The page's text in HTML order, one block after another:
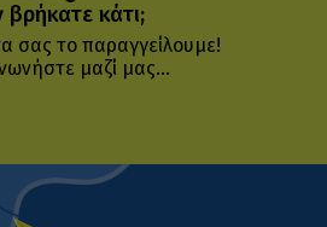
βρήκατε κάτι;
σας το παραγγείλουμε!
μαζί μας...